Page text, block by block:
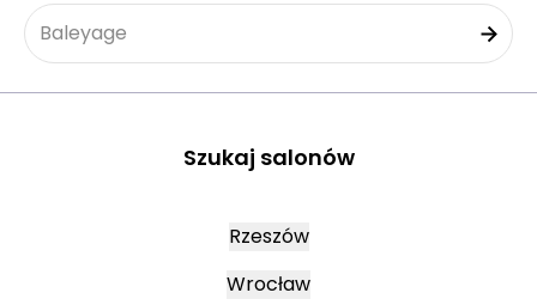
Baleyage
Szukaj salonów
Rzeszów
Wrocław